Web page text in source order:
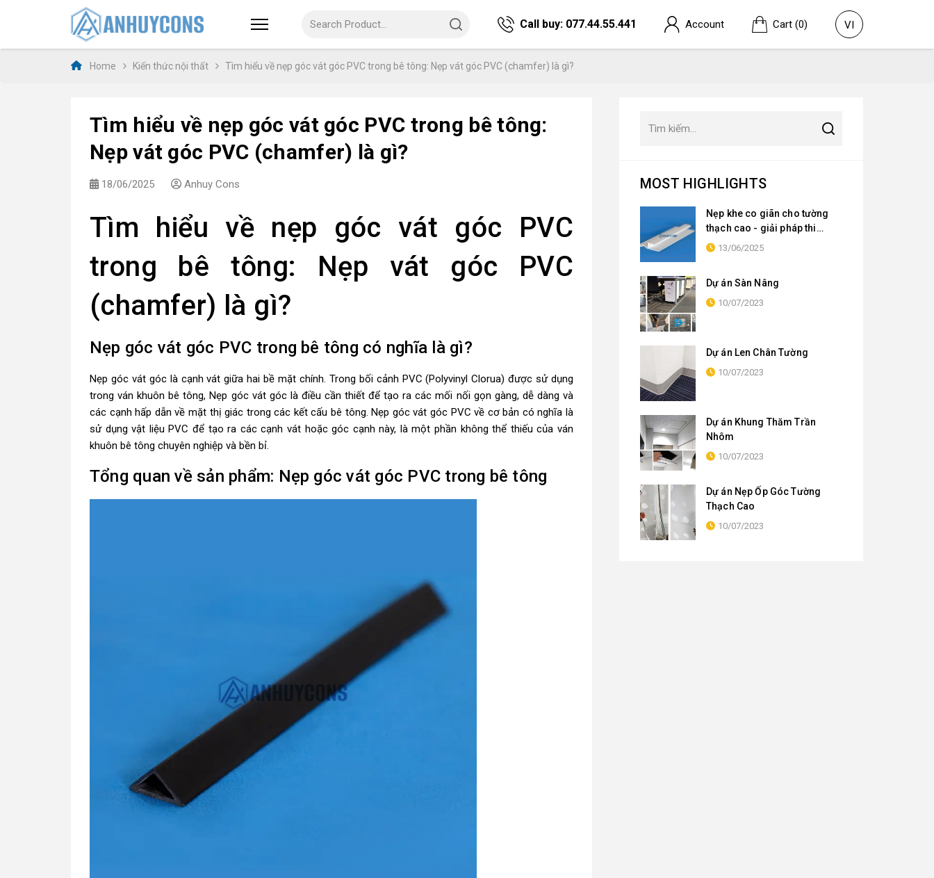
Call buy: 077.44.55.441 Account Cart (0) VI
Home Kiến thức nội thất Tìm hiểu về nẹp góc vát góc PVC trong bê tông: Nẹp vát góc PVC (chamfer) là gì?
MOST HIGHLIGHTS
Nẹp khe co giãn cho tường
thạch cao - giải pháp thi
công hiệu quả cho các dự án
13/06/2025
Dự án Sàn Nâng
10/07/2023
Dự án Len Chân Tường
10/07/2023
Dự án Khung Thăm Trần
Nhôm
10/07/2023
Dự án Nẹp Ốp Góc Tường
Thạch Cao
10/07/2023
Tìm hiểu về nẹp góc vát góc PVC trong bê tông:
Nẹp vát góc PVC (chamfer) là gì?
18/06/2025 Anhuy Cons
Tìm hiểu về nẹp góc vát góc PVC
trong bê tông: Nẹp vát góc PVC
(chamfer) là gì?
Nẹp góc vát góc PVC trong bê tông có nghĩa là gì?
Nẹp góc vát góclà cạnh vát giữa hai bề mặt chính. Trong bối cảnh PVC (Polyvinyl Clorua) được sử dụng
trong ván khuôn bê tông, Nẹp góc vát góc là điều cần thiết để tạo ra các mối nối gọn gàng, dễ dàng và
các cạnh hấp dẫn về mặt thị giác trong các kết cấu bê tông. Nẹp góc vát góc PVC về cơ bản có nghĩa là
sử dụng vật liệu PVC để tạo ra các cạnh vát hoặc góc cạnh này, là một phần không thể thiếu của ván
khuôn bê tông chuyên nghiệp và bền bỉ.
Tổng quan về sản phẩm: Nẹp góc vát góc PVC trong bê tông